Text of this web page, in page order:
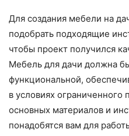
Для создания мебели на
подобрать подходящие
чтобы проект получился
Мебель для дачи должна
функциональной,
в условиях ограниченного
основных материалов и
понадобятся вам для